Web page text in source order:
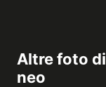
Altre foto di
neo